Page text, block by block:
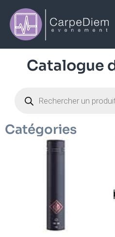
Catalogue
Catégories